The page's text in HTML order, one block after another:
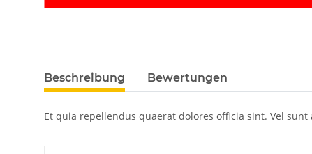
Beschreibung Bewertungen
Et quia repellendus quaerat dolores officia sint. Vel